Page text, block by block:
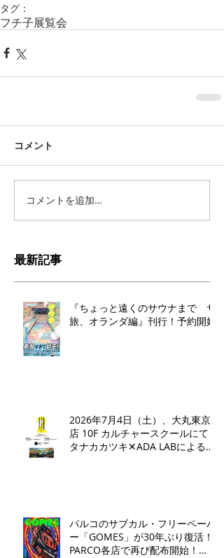
タグ：
フチ子展覧会
コメント
コメントを追加…
最新記事
『ちょっと遠くのサウナまで サ
旅、オランダ編』刊行！予約開始
2026年7月4日（土）、大丸東京
店 10F カルチャースクールにて、
タナカカツキ✕ADA LABによるト
パルコのサブカル・フリーペーパ
ー「GOMES」が30年ぶり復活！
PARCO各店で再び配布開始！​